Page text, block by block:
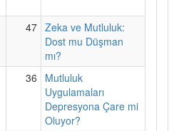
47 Zeka ve Mutluluk:
Dost mu Düşman
mı?
36
Mutluluk
Uygulamaları
Depresyona Çare mi
Oluyor?